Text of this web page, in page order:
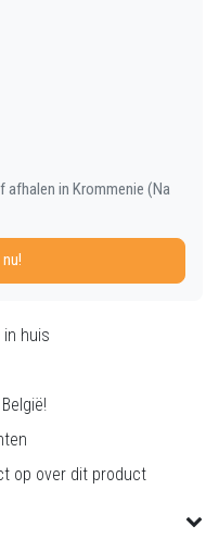
afhalen in Krommenie (Na
huis
op over dit product